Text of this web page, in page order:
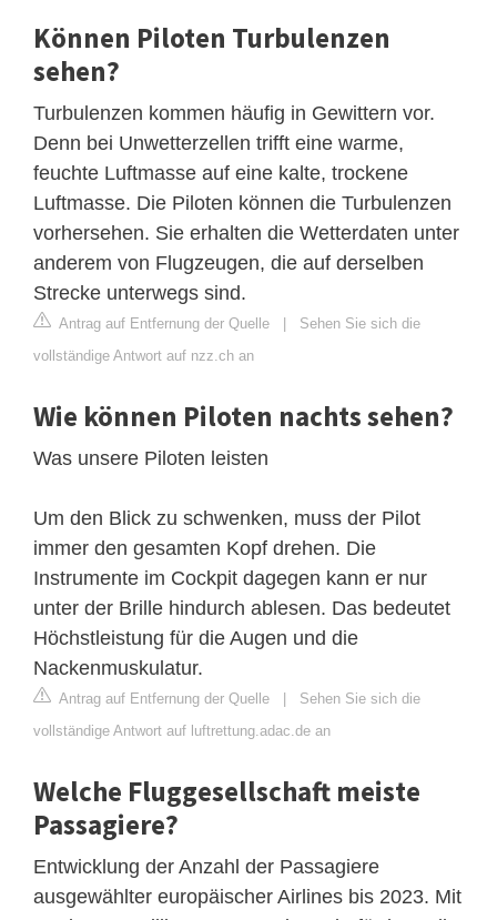
Können Piloten Turbulenzen
sehen?
Turbulenzen kommen häufig in Gewittern vor.
Denn bei Unwetterzellen trifft eine warme,
feuchte Luftmasse auf eine kalte, trockene
Luftmasse. Die Piloten können die Turbulenzen
vorhersehen. Sie erhalten die Wetterdaten unter
anderem von Flugzeugen, die auf derselben
Strecke unterwegs sind.
Antrag auf Entfernung der Quelle | Sehen Sie sich die
vollständige Antwort auf nzz.ch an
Wie können Piloten nachts sehen?
Was unsere Piloten leisten
Um den Blick zu schwenken, muss der Pilot
immer den gesamten Kopf drehen. Die
Instrumente im Cockpit dagegen kann er nur
unter der Brille hindurch ablesen. Das bedeutet
Höchstleistung für die Augen und die
Nackenmuskulatur.
Antrag auf Entfernung der Quelle | Sehen Sie sich die
vollständige Antwort auf luftrettung.adac.de an
Welche Fluggesellschaft meiste
Passagiere?
Entwicklung der Anzahl der Passagiere
ausgewählter europäischer Airlines bis 2023. Mit